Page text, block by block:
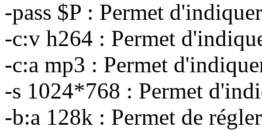
-pass $P : Permet
-c:v h264 : Permet
-c:a mp3 : Permet
-s 1024*768 : Permet
-b:a 128k : Permet de